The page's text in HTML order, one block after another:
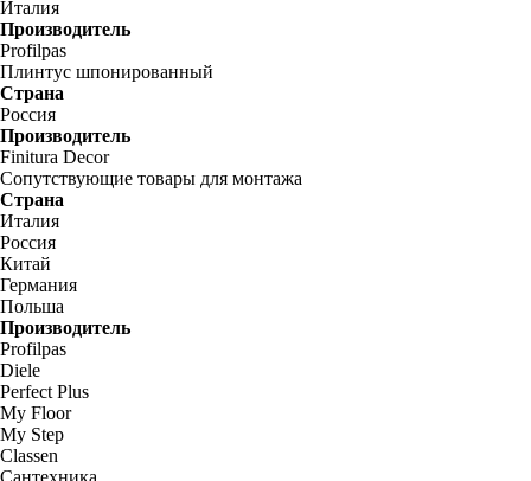
Италия
Производитель
Profilpas
Плинтус шпонированный
Страна
Россия
Производитель
Finitura Decor
Сопутствующие товары для монтажа
Страна
Италия
Россия
Китай
Германия
Польша
Производитель
Profilpas
Diele
Perfect Plus
My Floor
My Step
Classen
Сантехника